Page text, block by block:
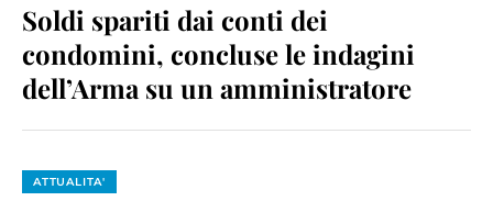
Soldi spariti dai conti dei
condomini, concluse le indagini
dell’Arma su un amministratore
ATTUALITA'